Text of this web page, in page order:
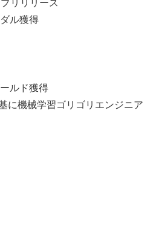
リリリース
ル獲得
ルド獲得
機械学習ゴリゴリエンジニア